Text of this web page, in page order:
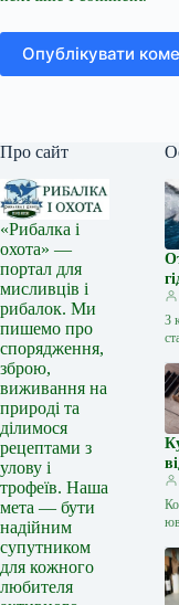
Опублікувати
Про сайт
«Рибалка і
охота» —
портал для
мисливців і
рибалок. Ми
пишемо про
спорядження,
зброю,
виживання на
природі та
ділимося
рецептами з
улову і
трофеїв. Наша
мета — бути
надійним
супутником
для кожного
любителя
З
чи
…